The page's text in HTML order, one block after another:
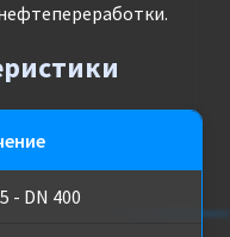
- DN 400